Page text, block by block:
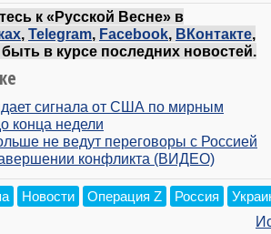
к «Русской Весне» в
, Telegram, Facebook, ВКонтакте,
в курсе последних новостей.
сигнала от США по мирным
конца недели
не ведут переговоры с Россией
конфликта (ВИДЕО)
Новости Операция Z Россия